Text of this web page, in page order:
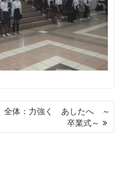
全体：力強く あしたへ ～
卒業式～